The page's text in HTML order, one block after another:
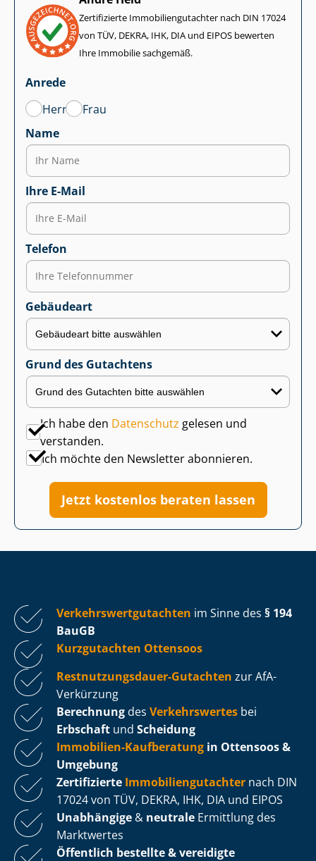
Zertifizierte Im­mo­bi­li­en­gut­ach­ter nach DIN 17024
von TÜV, DEKRA, IHK, DIA und EIPOS bewerten
Ihre Immobilie sachgemäß.
Anrede
Herr
Frau
Name
Ihre E-Mail
Telefon
Gebäudeart
Grund des Gutachtens
Ich habe den Datenschutz gelesen und
verstanden.
Ich möchte den Newsletter abonnieren.
Jetzt kostenlos beraten lassen
Ver­kehrs­wert­gut­ach­ten im Sinne des § 194
BauGB
Kurzgutachten Ottensoos
Rest­nut­zungs­dau­er-Gutachten zur AfA-
Verkürzung
Berechnung des Verkehrswertes bei
Erbschaft und Scheidung
Immobilien-Kaufberatung in Ottensoos &
Umgebung
Zertifizierte Im­mo­bi­li­en­gut­ach­ter nach DIN
17024 von TÜV, DEKRA, IHK, DIA und EIPOS
Unabhängige & neutrale Ermittlung des
Marktwertes
Öffentlich bestellte & vereidigte